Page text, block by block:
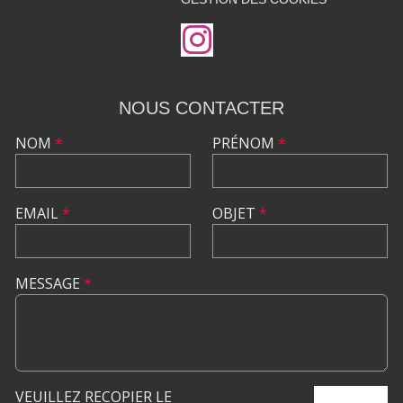
NOUS CONTACTER
NOM *
EMAIL*
PRÉNOM *
OBJET *
MESSAGE *
VEUILLEZ RECOPIER LE